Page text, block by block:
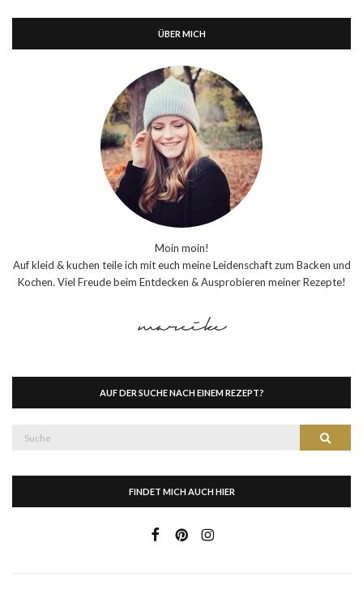
ÜBER MICH
Moin moin!
Auf kleid & kuchen teile ich mit euch meine Leidenschaft zum Backen und
Kochen. Viel Freude beim Entdecken & Ausprobieren meiner Rezepte!
AUF DER SUCHE NACH EINEM REZEPT?
Suche
FINDET MICH AUCH HIER